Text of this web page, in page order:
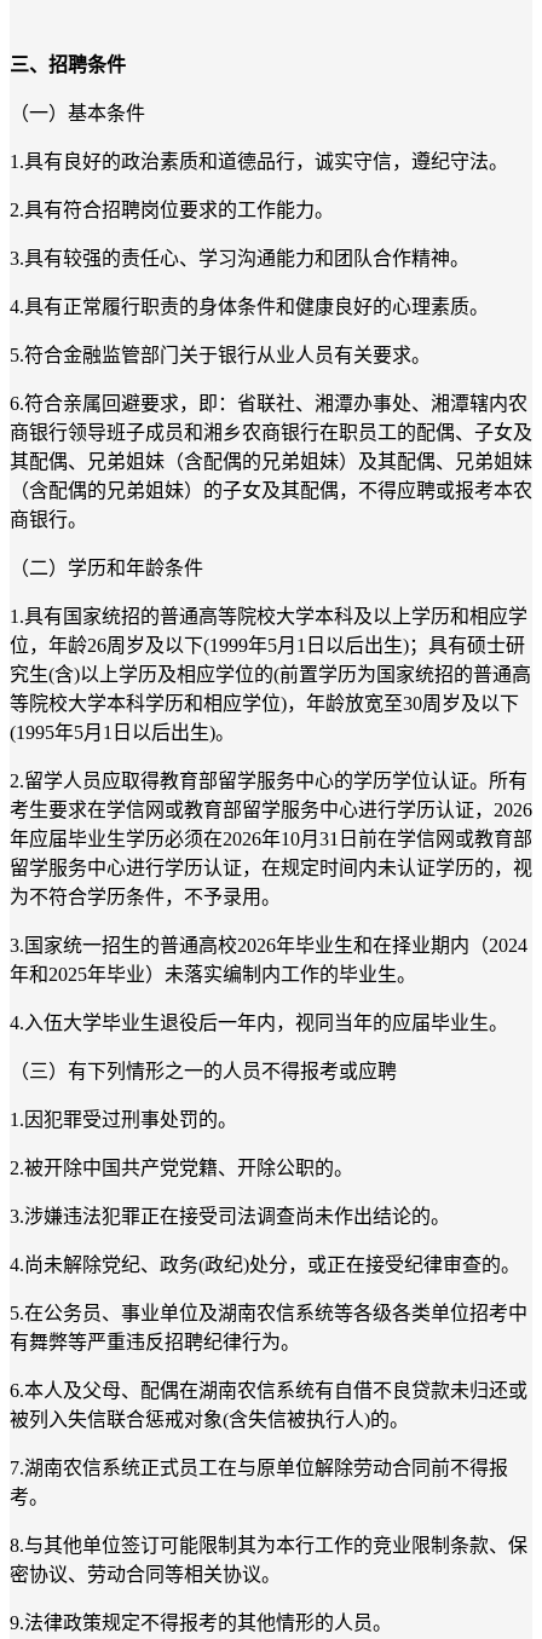
三、招聘条件
（一）基本条件
1.具有良好的政治素质和道德品行，诚实守信，遵纪守法。
2.具有符合招聘岗位要求的工作能力。
3.具有较强的责任心、学习沟通能力和团队合作精神。
4.具有正常履行职责的身体条件和健康良好的心理素质。
5.符合金融监管部门关于银行从业人员有关要求。
6.符合亲属回避要求，即：省联社、湘潭办事处、湘潭辖内农
商银行领导班子成员和湘乡农商银行在职员工的配偶、子女及
其配偶、兄弟姐妹（含配偶的兄弟姐妹）及其配偶、兄弟姐妹
（含配偶的兄弟姐妹）的子女及其配偶，不得应聘或报考本农
商银行。
（二）学历和年龄条件
1.具有国家统招的普通高等院校大学本科及以上学历和相应学
位，年龄26周岁及以下(1999年5月1日以后出生)；具有硕士研
究生(含)以上学历及相应学位的(前置学历为国家统招的普通高
等院校大学本科学历和相应学位)，年龄放宽至30周岁及以下
(1995年5月1日以后出生)。
2.留学人员应取得教育部留学服务中心的学历学位认证。所有
考生要求在学信网或教育部留学服务中心进行学历认证，2026
年应届毕业生学历必须在2026年10月31日前在学信网或教育部
留学服务中心进行学历认证，在规定时间内未认证学历的，视
为不符合学历条件，不予录用。
3.国家统一招生的普通高校2026年毕业生和在择业期内（2024
年和2025年毕业）未落实编制内工作的毕业生。
4.入伍大学毕业生退役后一年内，视同当年的应届毕业生。
（三）有下列情形之一的人员不得报考或应聘
1.因犯罪受过刑事处罚的。
2.被开除中国共产党党籍、开除公职的。
3.涉嫌违法犯罪正在接受司法调查尚未作出结论的。
4.尚未解除党纪、政务(政纪)处分，或正在接受纪律审查的。
5.在公务员、事业单位及湖南农信系统等各级各类单位招考中
有舞弊等严重违反招聘纪律行为。
6.本人及父母、配偶在湖南农信系统有自借不良贷款未归还或
被列入失信联合惩戒对象(含失信被执行人)的。
7.湖南农信系统正式员工在与原单位解除劳动合同前不得报
考。
8.与其他单位签订可能限制其为本行工作的竞业限制条款、保
密协议、劳动合同等相关协议。
9.法律政策规定不得报考的其他情形的人员。